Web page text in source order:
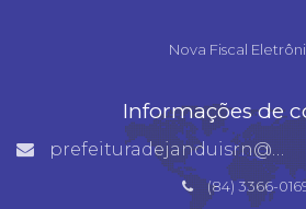
Nova Fiscal
Informações de
prefeituradejanduisrn@gmail.com
(84) 3366-